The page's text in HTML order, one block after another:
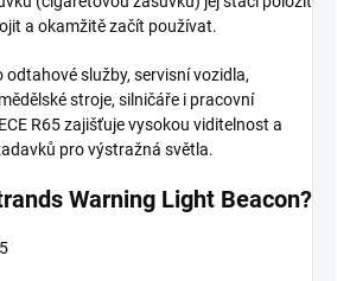
a okamžitě začít používat.
odtahové služby, servisní vozidla,
stroje, silničáře i pracovní
R65 zajišťuje vysokou viditelnost a
pro výstražná světla.
Warning Light Beacon?